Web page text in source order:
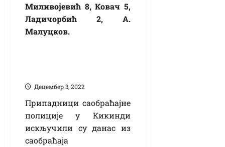
Миливојевић 8, Ковач 5,
Ладичорбић 2, А.
Малуцков.
Децембер 3, 2022
Припадници саобраћајне
полиције у Кикинди
искључили су данас из
саобраћаја